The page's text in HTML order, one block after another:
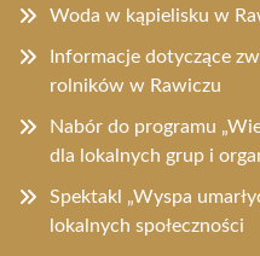
Woda w kąpielisku w
Informacje dotyczące
rolników w Rawiczu
Nabór do programu
dla lokalnych grup i
Spektakl „Wyspa
lokalnych społeczności